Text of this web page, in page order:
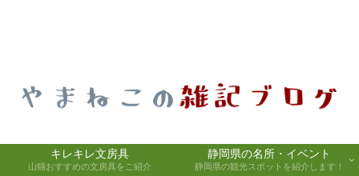
キレキレ文房具
山猫おすすめの文房具をご紹介
静岡県の名所・イベント
静岡県の観光スポットを紹介します！